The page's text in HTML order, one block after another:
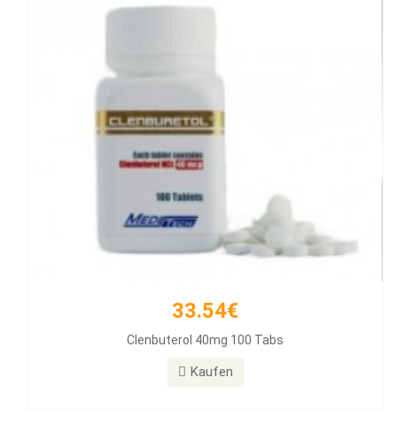
33.54€
Clenbuterol 40mg 100 Tabs
Kaufen
257.11€
Diamondtropin